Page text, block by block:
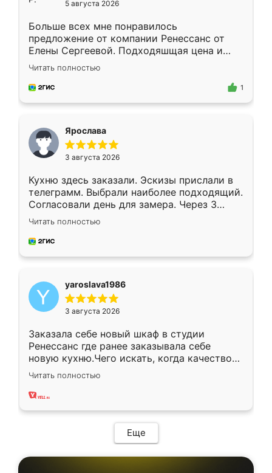
5 августа 2026
Больше всех мне понравилось
предложение от компании Ренессанс от
Елены Сергеевой. Подходяшщая цена и
короткие сроки изготовления. Приехавший
для замера сотрудник Владислав
предложил по моему эскизу самый
Читать полностью
1
Ярослава
3 августа 2026
Кухню здесь заказали. Эскизы прислали в
телеграмм. Выбрали наиболее подходящий.
Согласовали день для замера. Через 3
недели кухня была уже готова. Остались
довольны работой. Спасибо Ренессанс
мебель за качественную работу!
Читать полностью
yaroslava1986
3 августа 2026
Заказала себе новый шкаф в студии
Ренессанс где ранее заказывала себе
новую кухню.Чего искать, когда качеством
вполне довольна. Служит кухня уже почти
два года, нареканий нет.
Читать полностью
Еще